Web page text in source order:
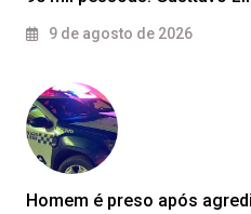
9 de agosto de 2026
Homem é preso após